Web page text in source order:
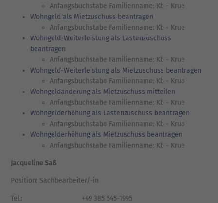
Anfangsbuchstabe Familienname: Kb - Krue
Wohngeld als Mietzuschuss beantragen
Anfangsbuchstabe Familienname: Kb - Krue
Wohngeld-Weiterleistung als Lastenzuschuss
beantragen
Anfangsbuchstabe Familienname: Kb - Krue
Wohngeld-Weiterleistung als Mietzuschuss beantragen
Anfangsbuchstabe Familienname: Kb - Krue
Wohngeldänderung als Mietzuschuss mitteilen
Anfangsbuchstabe Familienname: Kb - Krue
Wohngelderhöhung als Lastenzuschuss beantragen
Anfangsbuchstabe Familienname: Kb - Krue
Wohngelderhöhung als Mietzuschuss beantragen
Anfangsbuchstabe Familienname: Kb - Krue
Jacqueline Saß
Position: Sachbearbeiter/-in
Tel.:
+49 385 545-1995